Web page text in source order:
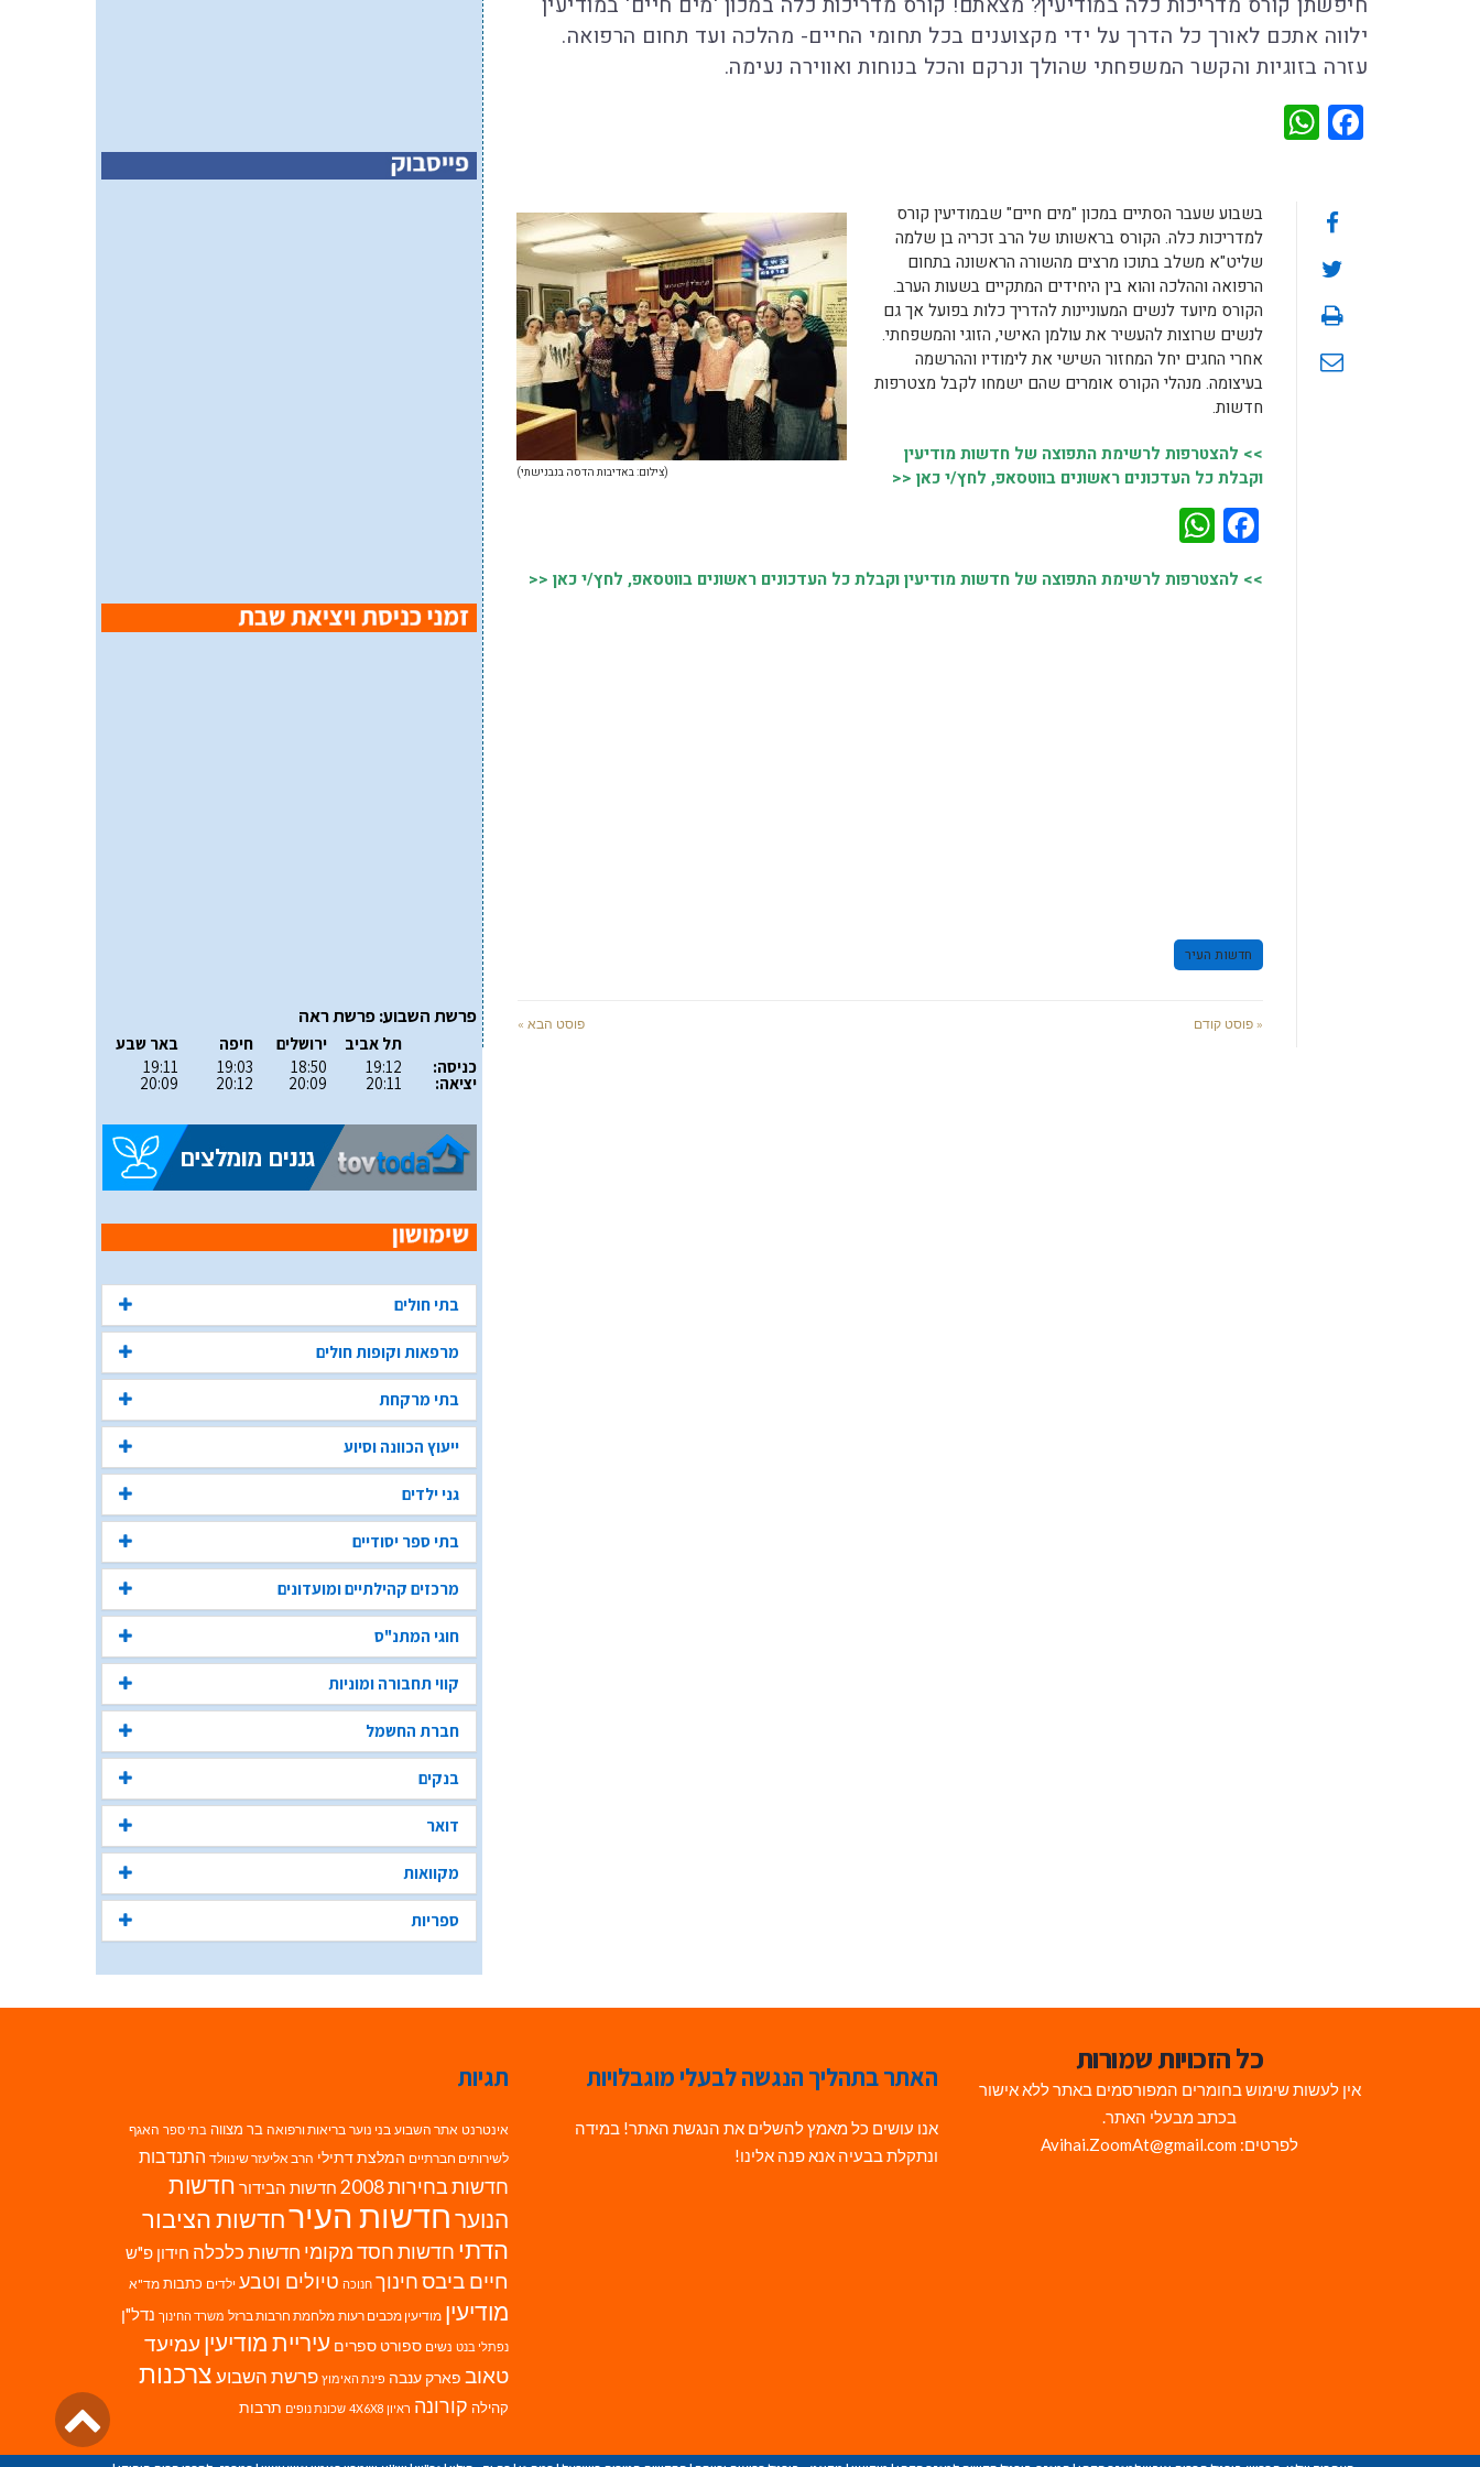
ילווה אתכם לאורך כל הדרך על ידי מקצוענים בכל תחומי החיים- מהלכה ועד תחום הרפואה.
עזרה בזוגיות והקשר המשפחתי שהולך ונרקם והכל בנוחות ואווירה נעימה.
Facebook
(צילום: באדיבות הדסה בנבנישתי)
בשבוע שעבר הסתיים במכון "מים חיים" שבמודיעין קורס
למדריכות כלה. הקורס בראשותו של הרב זכריה בן שלמה
שליט"א משלב בתוכו מרצים מהשורה הראשונה בתחום
הרפואה וההלכה והוא בין היחידים המתקיים בשעות הערב.
הקורס מיועד לנשים המעוניינות להדריך כלות בפועל אך גם
לנשים שרוצות להעשיר את עולמן האישי, הזוגי והמשפחתי.
אחרי החגים יחל המחזור השישי את לימודיו וההרשמה
בעיצומה. מנהלי הקורס אומרים שהם ישמחו לקבל מצטרפות
חדשות.
>> להצטרפות לרשימת התפוצה של חדשות מודיעין
וקבלת כל העדכונים ראשונים בווטסאפ, לחץ/י כאן <<
Facebook
>> להצטרפות לרשימת התפוצה של חדשות מודיעין וקבלת כל העדכונים ראשונים בווטסאפ, לחץ/י כאן <<
חדשות העיר
« פוסט קודם פוסט הבא » פרשת השבוע: פרשת ראה
כניסה:
יציאה:
תל אביב
19:12
20:11
ירושלים
18:50
20:09
חיפה
19:03
20:12
באר שבע
19:11
20:09
בתי חולים
מרפאות וקופות חולים
בתי מרקחת
ייעוץ הכוונה וסיוע
גני ילדים
בתי ספר יסודיים
מרכזים קהילתיים ומועדונים
חוגי המתנ"ס
קווי תחבורה ומוניות
חברת החשמל
בנקים
דואר
מקוואות
ספריות
כל הזכויות שמורות
אין לעשות שימוש בחומרים המפורסמים באתר ללא אישור
בכתב מבעלי האתר.
לפרטים: Avihai.ZoomAt@gmail.com
האתר בתהליך הנגשה לבעלי מוגבלויות
אנו עושים כל מאמץ להשלים את הנגשת האתר! במידה
ונתקלת בבעיה אנא פנה אלינו!
תגיות
אינטרנט אתר השבוע בני נוער בריאות ורפואה בר מצווה בתי ספר האגף
לשירותים חברתיים המלצת דתילי הרב אליעזר שינוולד התנדבות
חדשות בחירות 2008 חדשות הבידור חדשות
הנוערחדשות העירחדשות הציבור
הדתי חדשות חסד מקומי חדשות כלכלה חידון פ"ש
חיים ביבסחינוך חנוכה טיולים וטבע ילדים כתבות מד"א
מודיעין מודיעין מכבים רעות מלחמת חרבות ברזל משרד החינוך נדל"ן
נפתלי בנט נשים ספורט ספרים עיריית מודיעין עמיעד
טאוב פארק ענבה פינת האימוץ פרשת השבועצרכנות
קהילה קורונה ראיון 4X6X8 שכונת נופים תרבות